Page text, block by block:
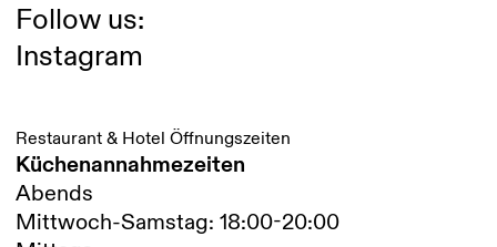
Follow us:
Instagram
Restaurant & Hotel Öffnungszeiten
Küchenannahmezeiten
Abends
Mittwoch-Samstag: 18:00-20:00